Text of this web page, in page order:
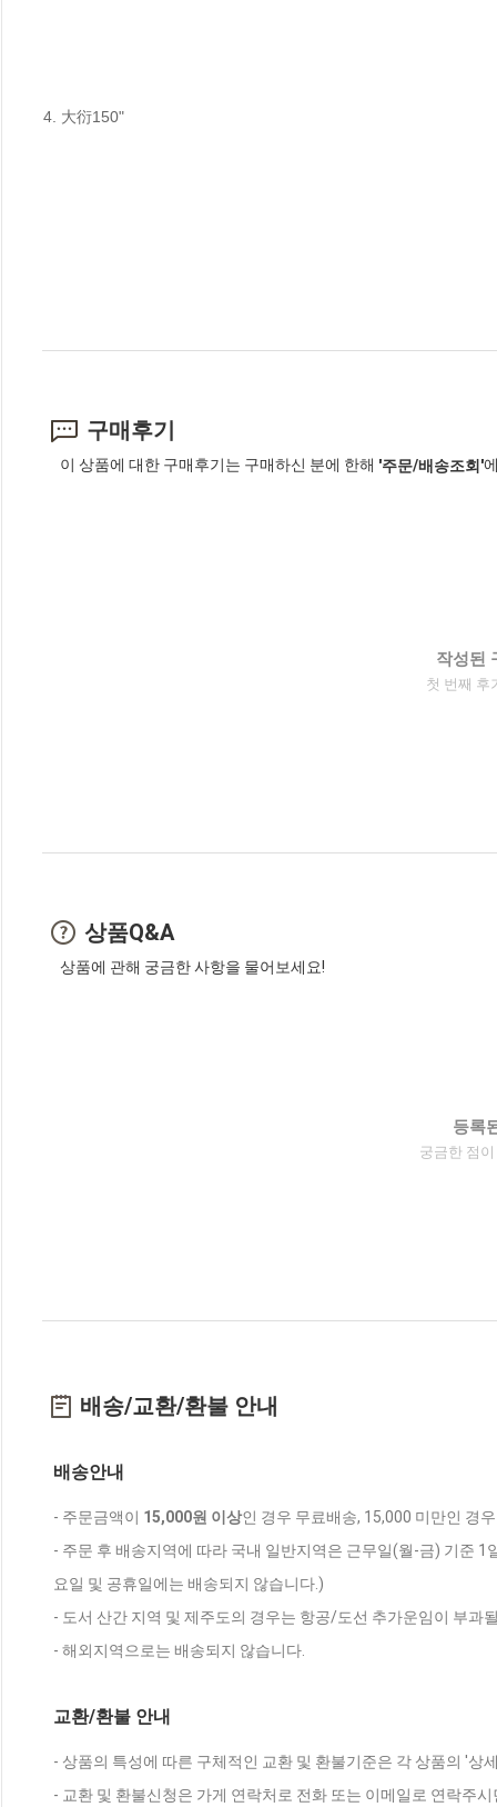
4. 大衍150"
구매후기
이 상품에 대한 구매후기는 구매하신 분에 한해 '주문/배송조회'
작성된
첫 번째 후
상품Q&A
상품에 관해 궁금한 사항을 물어보세요!
등록
궁금한 점
배송/교환/환불 안내
배송안내
- 주문금액이 15,000원 이상인 경우 무료배송, 15,000 미만인 경
- 주문 후 배송지역에 따라 국내 일반지역은 근무일(월-금) 기준
요일 및 공휴일에는 배송되지 않습니다.)
- 도서 산간 지역 및 제주도의 경우는 항공/도선 추가운임이 부과
- 해외지역으로는 배송되지 않습니다.
교환/환불 안내
- 상품의 특성에 따른 구체적인 교환 및 환불기준은 각 상품의 '상
- 교환 및 환불신청은 가게 연락처로 전화 또는 이메일로 연락주